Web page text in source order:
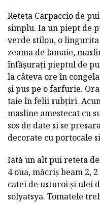
Reteta Carpaccio de
simplu. Ia un piept de
verde stilou, o
zeama de lamaie,
înfășurați pieptul de
la câteva ore în
și pus pe o farfurie.
taie în felii subțiri.
masline amestecat cu
sos de date si se
decorate cu portocale
Iată un alt pui reteta
4 oua, măcriș beam 2,
catei de usturoi și ulei
solyatsya. Tomatele